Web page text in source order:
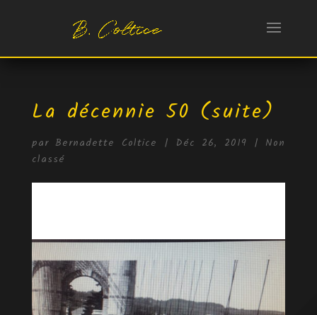
La décennie 50 (suite)
parBernadette Coltice | Déc 26, 2019 | Non
classé